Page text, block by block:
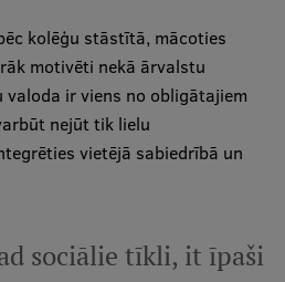
kolēģu stāstītā, mācoties
motivēti nekā ārvalstu
ir viens no obligātajiem
nejūt tik lielu
vietējā sabiedrībā un
sociālie tīkli, it īpaši